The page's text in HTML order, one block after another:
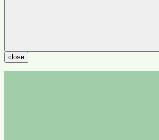
close